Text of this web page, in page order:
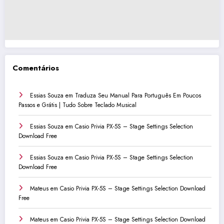
Comentários
Essias Souza em Traduza Seu Manual Para Português Em Poucos
Passos e Grátis | Tudo Sobre Teclado Musical
Essias Souza em Casio Privia PX-5S – Stage Settings Selection
Download Free
Essias Souza em Casio Privia PX-5S – Stage Settings Selection
Download Free
Mateus em Casio Privia PX-5S – Stage Settings Selection Download
Free
Mateus em Casio Privia PX-5S – Stage Settings Selection Download